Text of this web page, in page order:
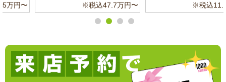
※税込11.3万円〜 ※税込6.8万円〜